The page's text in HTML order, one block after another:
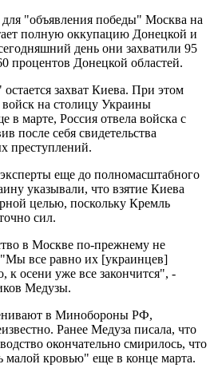
"объявления победы" Москва на
полную оккупацию Донецкой и
день они захватили 95
процентов Донецкой областей.
захват Киева. При этом
на столицу Украины
в марте, Россия отвела войска с
после себя свидетельства
преступлений.
еще до полномасштабного
указывали, что взятие Киева
целью, поскольку Кремль
сил.
в Москве по-прежнему не
"Мы все равно их [украинцев]
к осени уже все закончится", -
Медузы.
в Минобороны РФ,
Ранее Медуза писала, что
окончательно смирилось, что
малой кровью" еще в конце марта.